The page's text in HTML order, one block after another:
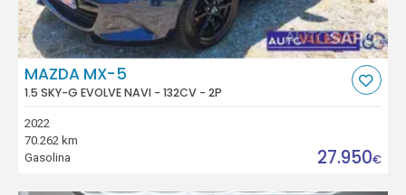
MAZDA MX-5
1.5 SKY-G EVOLVE NAVI - 132CV - 2P
2022
70.262 km
Gasolina
27.950€